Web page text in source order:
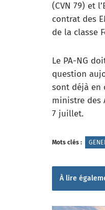
(CVN 79) et
contrat des
de la classe
Le PA-NG
question
sont déjà en
ministre des
7 juillet.
Mots clés :
À lire